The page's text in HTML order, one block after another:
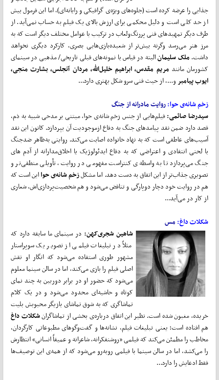
جذابی را عرضه کرده است (جلوه‌های ویژه‌ی گرافیکی و رایانه‌ای)، اما این فرمول بیش
از حد کلی است و دلیل محکمی برای ارزش بالای یک فیلم به حساب نمی‌آید. از
طرف دیگر تمهیدهای فنی پررنگ‌ولعاب در ترکیب با عوامل مختلف دیگر است که به
مرز هنر می‌رسد وگرنه بیش‌تر از شعبده‌بازی‌هایی بصری، کارکرد دیگری نخواهد
داشت.ملک سلیمانالبته در قیاس با نمونه‌های قبلی تاریخی/ مذهبی در سینمای
کشورمان مانند مریم مقدس، ابراهیم خلیل‌الله، مردان آنجلس، بشارت منجی،
ایوب پیامبرو...، از حیث فنی سرو شکل بهتری دارد...
زخم شانه‌ی حوا:روایت مادرانه از جنگ
سیدرضا صائمی:فیلم‌هایی از جنس زخم شانه‌ی حوا، مبتنی بر مدحی شبیه به ذم،
قصد دارد ضمن نقد پیامدهای جنگ به دفاع ازموجودیت آن بپردازد. کانون این نقد
آسیب‌های عاطفی است که به نهاد خانواده اصابت می‌کند. روایتی به‌ظاهر ضدجنگ
با لحنی انتقادی و اعتراضی که به دفاع ایدئولوژیک یا اخلاق‌مدارانه از آدم های
جنگ می‌پردازد تا به واسطه‌ی کنتراست مفهومی در روایت، تأویلی منطقی‌تر و
تصویری جذاب‌تر از این اتفاق به دست دهد. اما مشکلزخم شانه‌ی حوااین است که
هم در روایت خود دچار دوپارگی و تناقض می‌شود و هم شخصیت‌پردازی‌اش، شعاری
از کار در می‌آید...
شکلات داغ:مس
شاهین شجری‌کهن:در سینمای ما سابقه دارد که
مثلاً در تبلیغات فیلمی از تصویر یک سوپراستار
مشهور طوری استفاده می‌شود که انگار او نقش
اصلی فیلم را بازی می‌کند، اما در سالن سینما معلوم
می‌شود که حضور او در برابر دوربین به چند نمای
کوتاه و حاشیه‌ای محدود می‌شود و در یک کلام
تماشاگری که به شوق تماشای بازیگر محبوبش بلیت
خریده، مغبون شده است. نظیر این اتفاق درباره‌ی بخشی از تماشاگرانشکلات داغ
هم افتاده است؛ یعنی تبلیغات فیلم، نشانه‌ها و گفت‌وگوهای مطبوعاتی کارگردان،
مخاطب را مطمئن می‌کند که فیلمی «روشنفکرانه، شاعرانه و عمیقاً انسانی» انتظارش
را می‌کشد، اما در سالن سینما با فیلمی روبه‌رو می‌شود که از همه‌ی این توصیف‌ها
فقط ادعایش را دارد...